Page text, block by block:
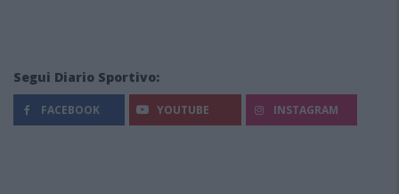
Segui Diario Sportivo:
FACEBOOK YOUTUBE INSTAGRAM